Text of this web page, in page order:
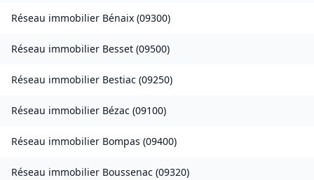
Réseau immobilier Bénaix (09300)
Réseau immobilier Besset (09500)
Réseau immobilier Bestiac (09250)
Réseau immobilier Bézac (09100)
Réseau immobilier Bompas (09400)
Réseau immobilier Boussenac (09320)